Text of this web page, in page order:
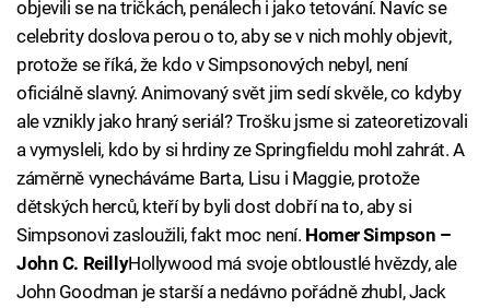
objevili se na tričkách, penálech i jako tetování. Navíc se
celebrity doslova perou o to, aby se v nich mohly objevit,
protože se říká, že kdo v Simpsonových nebyl, není
oficiálně slavný. Animovaný svět jim sedí skvěle, co kdyby
ale vznikly jako hraný seriál? Trošku jsme si zateoretizovali
a vymysleli, kdo by si hrdiny ze Springfieldu mohl zahrát. A
záměrně vynecháváme Barta, Lisu i Maggie, protože
dětských herců, kteří by byli dost dobří na to, aby si
Simpsonovi zasloužili, fakt moc není. Homer Simpson –
John C. ReillyHollywood má svoje obtloustlé hvězdy, ale
John Goodman je starší a nedávno pořádně zhubl, Jack